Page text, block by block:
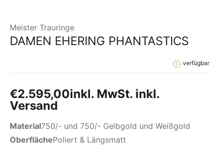
Meister Trauringe
DAMEN EHERING PHANTASTICS
verfügbar
€2.595,00inkl. MwSt. inkl.
Versand
Material750/- und 750/- Gelbgold und Weißgold
OberflächePoliert & Längsmatt